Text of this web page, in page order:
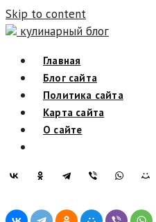
Skip to content
кулинарный блог
Главная
Блог сайта
Политика сайта
Карта сайта
О сайте